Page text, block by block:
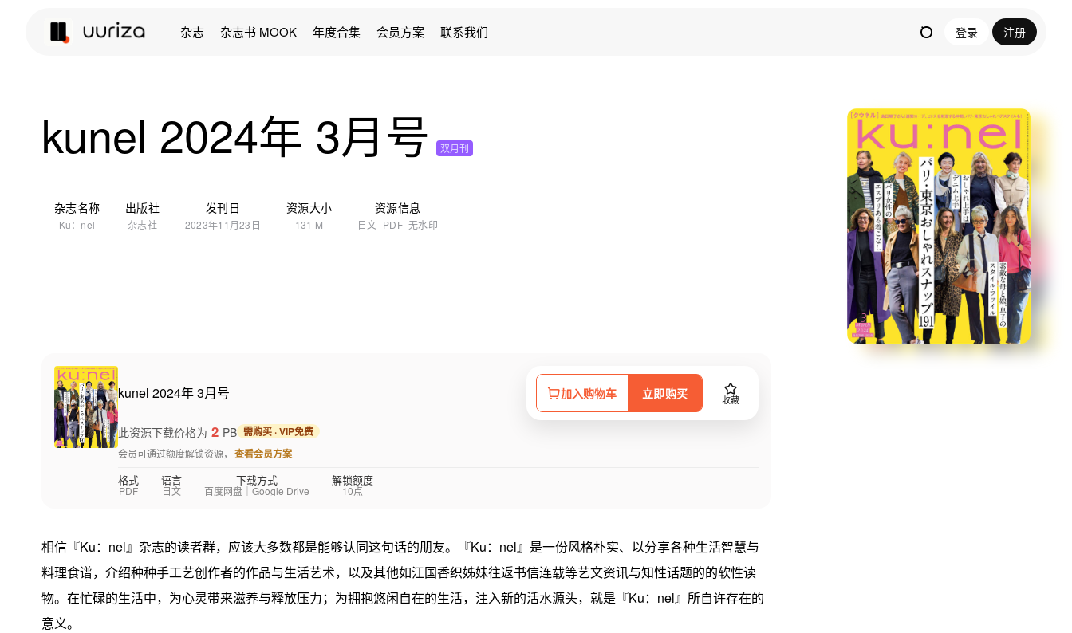
杂志 杂志书 MOOK 年度合集 会员方案 联系我们 登录 注册
kunel 2024年 3月号 双月刊
杂志名称
Ku：nel
出版社
杂志社
发刊日
2023年11月23日
资源大小
131 M
资源信息
日文_PDF_无水印
kunel 2024年 3月号 加入购物车 立即购买 收藏
此资源下载价格为 2 PB 需购买 · VIP免费
会员可通过额度解锁资源， 查看会员方案
格式
PDF
语言
日文
下载方式
百度网盘｜Google Drive
解锁额度
10点
相信『Ku：nel』杂志的读者群，应该大多数都是能够认同这句话的朋友。『Ku：nel』是一份风格朴实、以分享各种生活智慧与
料理食谱，介绍种种手工艺创作者的作品与生活艺术，以及其他如江国香织姊妹往返书信连载等艺文资讯与知性话题的的软性读
物。在忙碌的生活中，为心灵带来滋养与释放压力；为拥抱悠闲自在的生活，注入新的活水源头，就是『Ku：nel』所自许存在的
意义。